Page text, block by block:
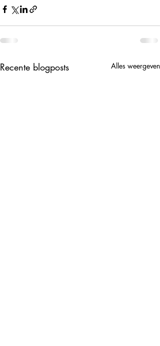
Recente blogposts Alles weergeven